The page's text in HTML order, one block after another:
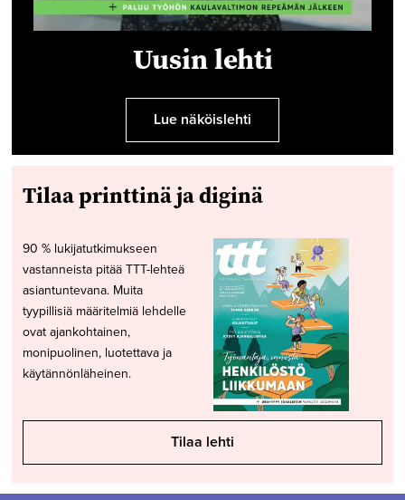
Uusin lehti
Lue näköislehti
Tilaa printtinä ja diginä
90 % lukijatutkimukseen
vastanneista pitää TTT-lehteä
asiantuntevana. Muita
tyypillisiä määritelmiä lehdelle
ovat ajankohtainen,
monipuolinen, luotettava ja
käytännönläheinen.
Tilaa lehti